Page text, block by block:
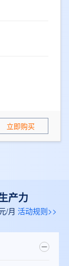
立即购买
产力
/月 活动规则>>